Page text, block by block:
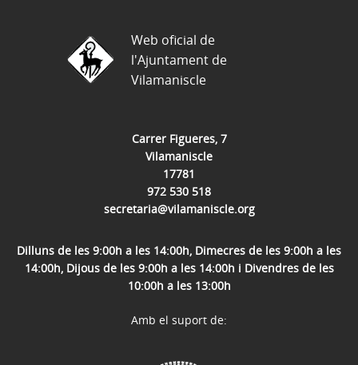
Carrer Figueres, 7
Vilamaniscle
17781
972 530 518
secretaria@vilamaniscle.org
Dilluns de les 9:00h a les 14:00h, Dimecres de les 9:00h a les
14:00h, Dijous de les 9:00h a les 14:00h i Divendres de les
10:00h a les 13:00h
Web oficial de
l'Ajuntament de
Vilamaniscle
Amb el suport de: